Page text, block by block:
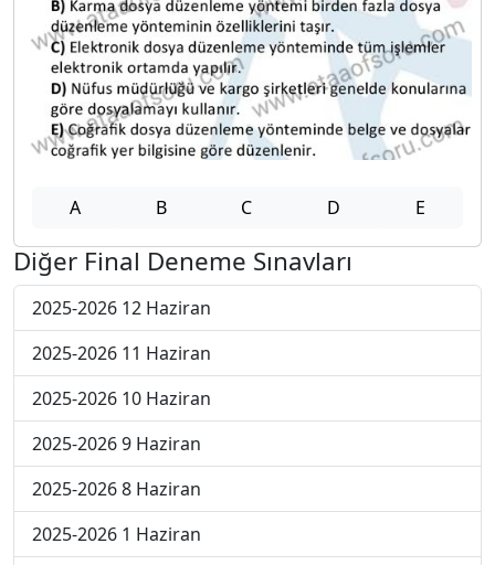
A B C D E
Diğer Final Deneme Sınavları
2025-2026 12 Haziran
2025-2026 11 Haziran
2025-2026 10 Haziran
2025-2026 9 Haziran
2025-2026 8 Haziran
2025-2026 1 Haziran